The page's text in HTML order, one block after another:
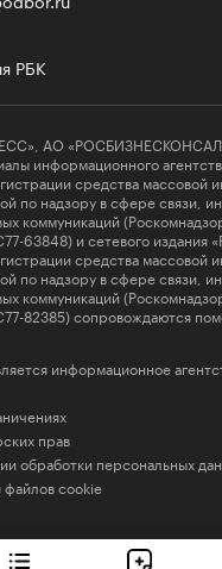
РБК
АО
информационного
средства массовой
по надзору в сфере связи,
коммуникаций
63848) и сетевого издания
средства массовой
по надзору в сфере связи,
коммуникаций
82385) сопровождаются
информационное
прав
обработки персональных
файлов cookie